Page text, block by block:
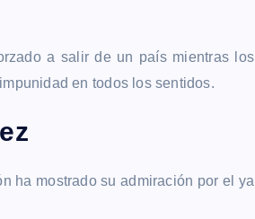
a salir de un país mientras los
en todos los sentidos.
ha mostrado su admiración por el ya